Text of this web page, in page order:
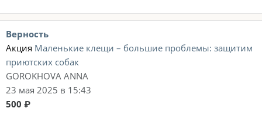
Верность
Акция Маленькие клещи – большие проблемы: защитим
приютских собак
GOROKHOVA ANNA
23 мая 2025 в 15:43
500 ₽